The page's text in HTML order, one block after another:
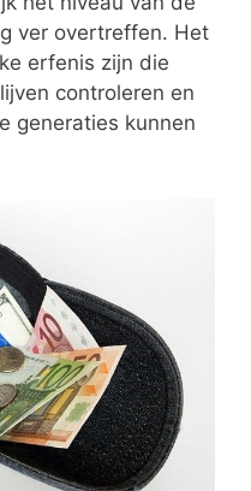
ver overtreffen. Het
erfenis zijn die
controleren en
generaties kunnen